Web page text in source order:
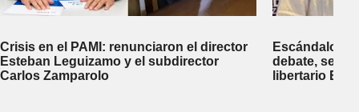
Crisis en el PAMI: renunciaron el director
Esteban Leguizamo y el subdirector
Carlos Zamparolo
Escándalo
debate, se
libertario